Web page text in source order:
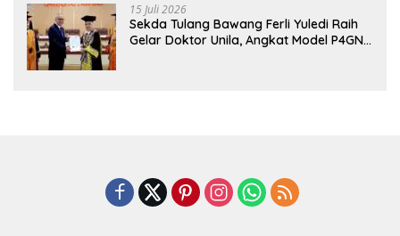
15 Juli 2026
Sekda Tulang Bawang Ferli Yuledi Raih
Gelar Doktor Unila, Angkat Model P4GN